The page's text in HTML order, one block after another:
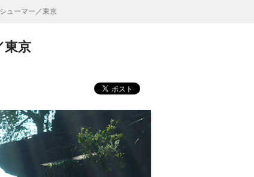
ューマー／東京
東京